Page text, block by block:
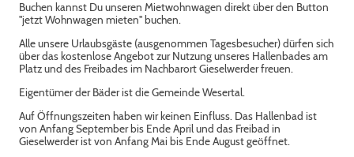
Buchen kannst Du unseren Mietwohnwagen direkt über den Button
"jetzt Wohnwagen mieten" buchen.
Alle unsere Urlaubsgäste (ausgenommen Tagesbesucher) dürfen sich
über das kostenlose Angebot zur Nutzung unseres Hallenbades am
Platz und des Freibades im Nachbarort Gieselwerder freuen.
Eigentümer der Bäder ist die Gemeinde Wesertal.
Auf Öffnungszeiten haben wir keinen Einfluss. Das Hallenbad ist
von Anfang September bis Ende April und das Freibad in
Gieselwerder ist von Anfang Mai bis Ende August geöffnet.